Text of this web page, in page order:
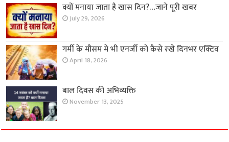
क्यों मनाया जाता है खास दिन?…जाने पूरी खबर
July 29, 2026
गर्मी के मौसम मे भी एनर्जी को कैसे रखे दिनभर एक्टिव
April 18, 2026
बाल दिवस की अभिव्यक्ति
November 13, 2025